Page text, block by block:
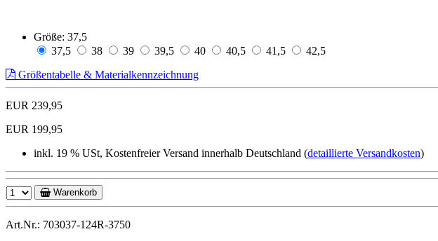
Größe: 37,5
37,5
38 39 39,5 40 40,5 41,5
42,5
Größentabelle & Materialkennzeichnung
EUR 239,95
EUR 199,95
inkl. 19 % USt, Kostenfreier Versand innerhalb Deutschland (detaillierte Versandkosten)
Warenkorb
Art.Nr.: 703037-124R-3750